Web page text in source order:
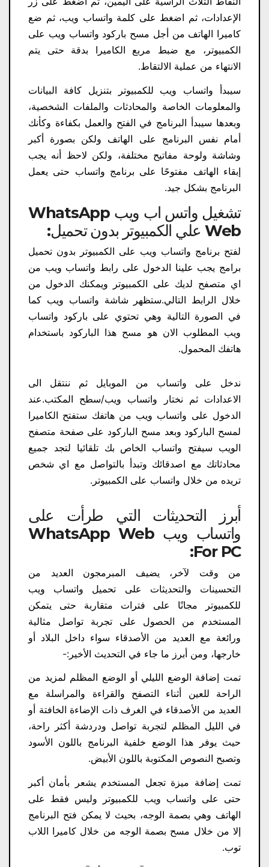
الإعدادات، ثم اضغط على كلمة واتساب ويب، ثم ضع
كاميرا الهاتف من أجل مسح باركود واتساب ويب على
الكمبيوتر، مع ضبط مربع الكاميرا بدقة حتى يتم
الانتهاء من عملية الالتقاط.
سيبدأ واتساب ويب للكمبيوتر بتنزيل كافة البيانات
والمعلومات الخاصة والمحادثات والملفات الشخصية،
وبعدها سيبدأ البرنامج في الفتح والعمل بكفاءة وكأنك
أمام نفس البرنامج على الهاتف ولكن بصورة أكبر
وشاشة ولوحة مفاتيح مختلفة، ولكن لاحظ أنه يجب
إبقاء الهاتف مفتوحًا على برنامج واتساب حتى يعمل
البرنامج بشكل جيد.
تشغيل واتس اب ويب WhatsApp
Web علي الكمبيوتر بدون تحميل:
لفتح برنامج واتساب ويب على الكمبيوتر بدون تحميل
برامج يجب علينا الدخول على رابط واتساب ويب من
اي متصفح لديك على الكمبيوتر ويمكنك الدخول من
خلال الرابط التالي.ستظهر شاشة واتساب ويب كما
في الصورة التالية وهي تحتوي على باركود واتساب
ويب المطلوب الان هو مسح هذا الباركود باستخدام
هاتفك المحمول.
ندخل على واتساب من الموبايل ثم ننتقل الى
الاعدادات ثم نختار واتساب ويب/سطح المكتب.عند
الدخول على واتساب ويب من هاتفك ستفتح الكاميرا
لمسح الباركود وبعد مسح الباركود على صفحة متصفح
الويب سيفتح واتساب الخاص بك تلقائيا لتجد جميع
محادثاتك مع اصدقائك وتبدأ بالتواصل مع اي شخص
تريده من خلال واتساب على الكمبيوتر.
أبرز التحديثات التي طرأت على
واتساب ويب WhatsApp Web
For PC:
من وقت لآخر، يضيف المبرمجون العديد من
التحسينات والتحديثات على تحميل واتساب ويب
للكمبيوتر مجانًا على فترات متقاربة حتى يتمكن
المستخدم من الحصول على تجربة تواصل مثالية
ورائعة مع العديد من الأصدقاء سواء داخل البلاد أو
خارجها، ومن أبرز ما جاء في التحديث الأخير:-
تمت إضافة الوضع الليلي أو الوضع المظلم لمزيد من
الراحة للعين أثناء التصفح والقراءة والمراسلة مع
العديد من الأصدقاء في الغرف ذات الإضاءة الخافتة أو
في الليل المظلم لتجربة تواصل ودردشة أكثر راحة،
حيث يوفر هذا الوضع خلفية البرنامج باللون الأسود
وتصبح النصوص المكتوبة باللون الأبيض.
تمت إضافة ميزة تجعل المستخدم يشعر بأمان أكبر
حتى على واتساب ويب للكمبيوتر وليس فقط على
الهاتف وهي بصمة الوجه، بحيث لا يمكن فتح البرنامج
إلا من خلال مسح بصمة الوجه من خلال كاميرا اللاب
توب.